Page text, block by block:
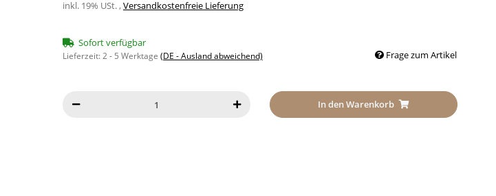
inkl. 19% USt. ,Versandkostenfreie Lieferung
Sofort verfügbar
Lieferzeit:2 - 5 Werktage (DE - Ausland abweichend) Frage zum Artikel
In den Warenkorb